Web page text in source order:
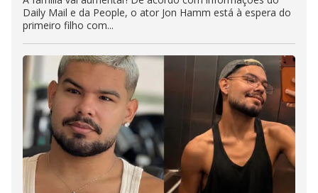
Daily Mail e da People, o ator Jon Hamm está à espera do
primeiro filho com...